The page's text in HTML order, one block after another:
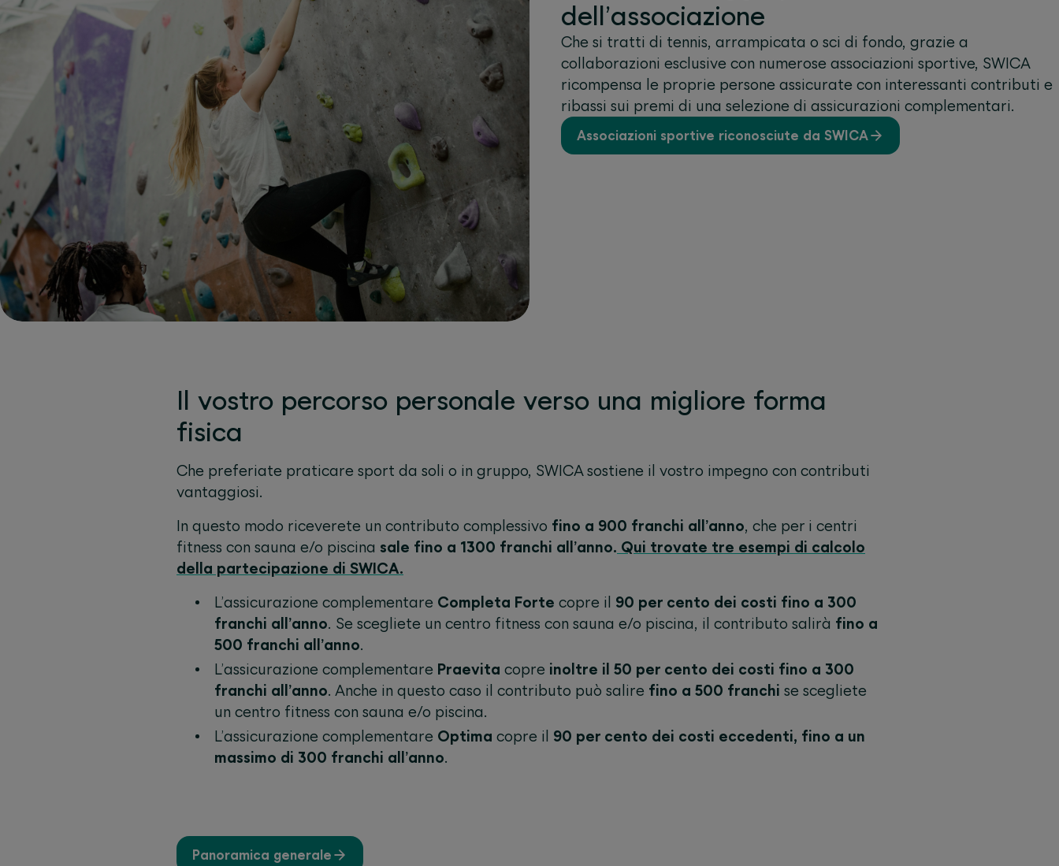
dell’associazione
Che si tratti di tennis, arrampicata o sci di fondo, grazie a
collaborazioni esclusive con numerose associazioni sportive, SWICA
ricompensa le proprie persone assicurate con interessanti contributi e
ribassi sui premi di una selezione di assicurazioni complementari.
Associazioni sportive riconosciute da SWICA
Il vostro percorso personale verso una migliore forma
fisica
Che preferiate praticare sport da soli o in gruppo, SWICA sostiene il vostro impegno con contributi
vantaggiosi.
In questo modo riceverete un contributo complessivo fino a 900 franchi all’anno, che per i centri
fitness con sauna e/o piscina sale fino a 1300 franchi all’anno. Qui trovate tre esempi di calcolo
della partecipazione di SWICA.
L’assicurazione complementare Completa Forte copre il 90 per cento dei costi fino a 300
franchi all’anno. Se scegliete un centro fitness con sauna e/o piscina, il contributo salirà fino a
500 franchi all’anno.
L’assicurazione complementare Praevita copre inoltre il 50 per cento dei costi fino a 300
franchi all’anno. Anche in questo caso il contributo può salire fino a 500 franchi se scegliete
un centro fitness con sauna e/o piscina.
L’assicurazione complementare Optima copre il 90 per cento dei costi eccedenti, fino a un
massimo di 300 franchi all’anno.
Panoramica generale